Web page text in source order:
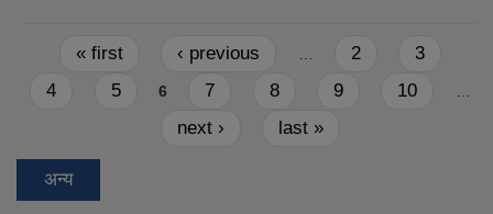
Pages
« first ‹ previous … 2
3
4
5 6 7 8 9 10 …
next › last »
अन्य